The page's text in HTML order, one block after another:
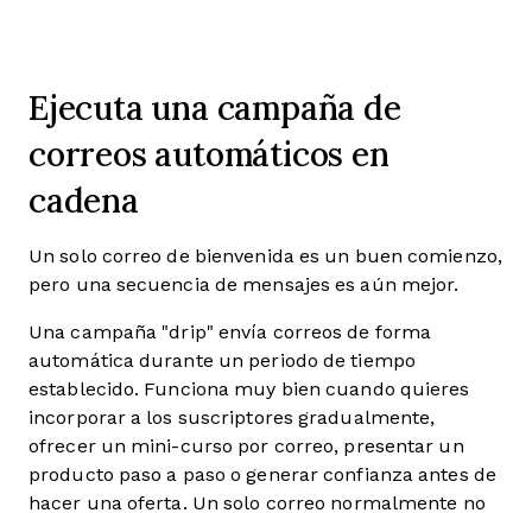
Ejecuta una campaña de
correos automáticos en
cadena
Un solo correo de bienvenida es un buen comienzo,
pero una secuencia de mensajes es aún mejor.
Una campaña "drip" envía correos de forma
automática durante un periodo de tiempo
establecido. Funciona muy bien cuando quieres
incorporar a los suscriptores gradualmente,
ofrecer un mini-curso por correo, presentar un
producto paso a paso o generar confianza antes de
hacer una oferta. Un solo correo normalmente no